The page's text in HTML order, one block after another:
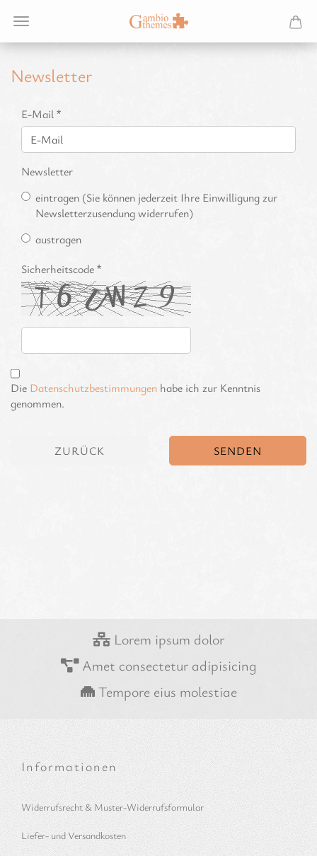
Newsletter
NEWSLETTER
E-Mail
Newsletter
eintragen (Sie können jederzeit Ihre Einwilligung zur
Newsletterzusendung widerrufen)
austragen
Sicherheitscode
Die Datenschutzbestimmungen habe ich zur Kenntnis
genommen.
ZURÜCK SENDEN
Lorem ipsum dolor
Amet consectetur adipisicing
Tempore eius molestiae
Informationen
Widerrufsrecht & Muster-Widerrufsformular
Liefer- und Versandkosten